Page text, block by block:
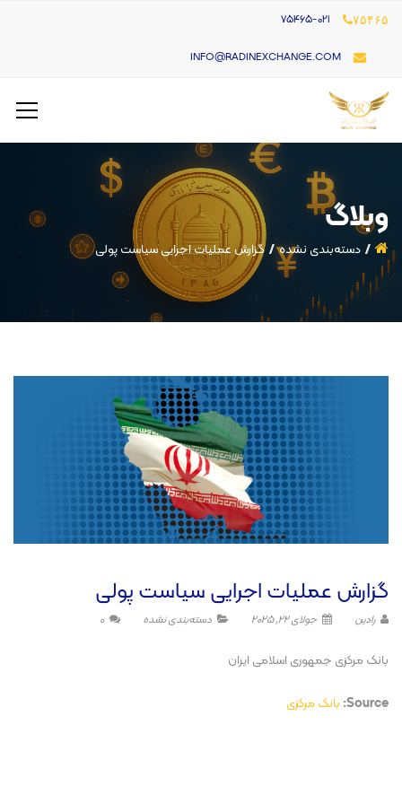
۷۵۴۶۵
INFO@RADINEXCHANGE.COM
وبلاگ
دسته‌بندی نشده گزارش عملیات اجرایی سیاست پولی
گزارش عملیات اجرایی سیاست پولی
رادین جولای 22, 2025 دسته‌بندی نشده 0
بانک مرکزی جمهوری اسلامی ایران
Source: بانک مرکزی